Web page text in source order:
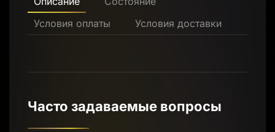
Условия оплаты
Условия доставки
Часто задаваемые вопросы